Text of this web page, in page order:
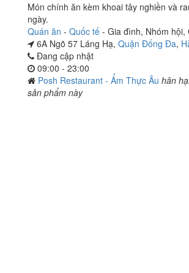
Món chính ăn kèm khoai tây nghiền và
ngày.
Quán ăn - Quốc tế - Gia đình, Nhóm hội,
6A Ngõ 57 Láng Hạ, Quận Đống Đa,
Đang cập nhật
09:00 - 23:00
Posh Restaurant - Ẩm Thực Âu hân
sản phẩm này